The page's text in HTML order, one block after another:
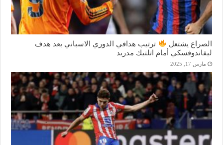
الصراع يشتعل
ترتيب هدافي الدوري الاسباني بعد هدف
ليفاندوفسكي أمام اتلتيك مدريد
مارس 17, 2025